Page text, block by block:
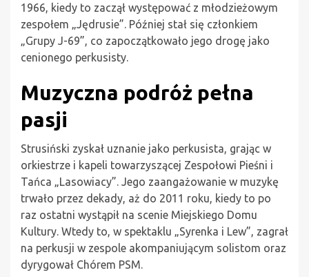
1966, kiedy to zaczął występować z młodzieżowym
zespołem „Jędrusie”. Później stał się członkiem
„Grupy J-69”, co zapoczątkowało jego drogę jako
cenionego perkusisty.
Muzyczna podróż pełna
pasji
Strusiński zyskał uznanie jako perkusista, grając w
orkiestrze i kapeli towarzyszącej Zespołowi Pieśni i
Tańca „Lasowiacy”. Jego zaangażowanie w muzykę
trwało przez dekady, aż do 2011 roku, kiedy to po
raz ostatni wystąpił na scenie Miejskiego Domu
Kultury. Wtedy to, w spektaklu „Syrenka i Lew”, zagrał
na perkusji w zespole akompaniującym solistom oraz
dyrygował Chórem PSM.